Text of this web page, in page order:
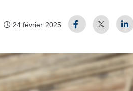
24 février 2025